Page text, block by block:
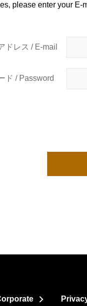
please enter your E-
ドレス / E-mail
ド / Password